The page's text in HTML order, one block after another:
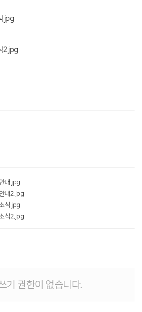
내.jpg
내2.jpg
식.jpg
식2.jpg
기 권한이 없습니다.